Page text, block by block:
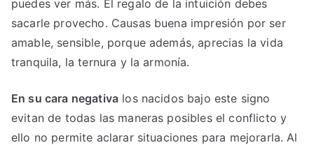
puedes ver más. El regalo de la intuición debes
sacarle provecho. Causas buena impresión por ser
amable, sensible, porque además, aprecias la vida
tranquila, la ternura y la armonía.
En su cara negativa los nacidos bajo este signo
evitan de todas las maneras posibles el conflicto y
ello no permite aclarar situaciones para mejorarla. Al